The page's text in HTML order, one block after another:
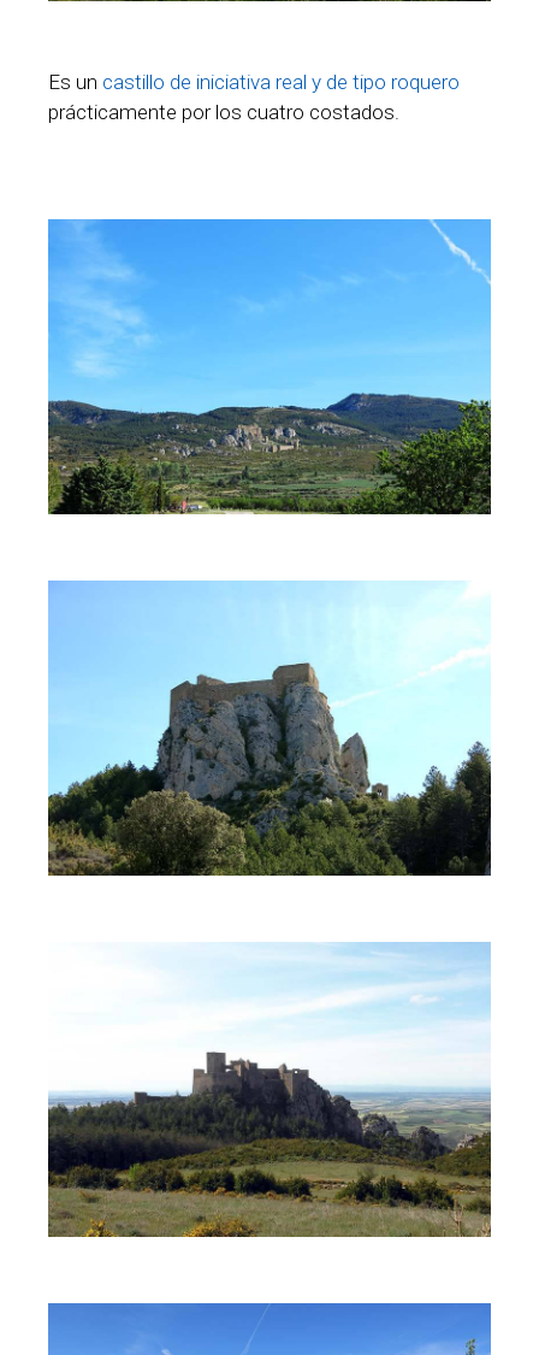
Es un castillo de iniciativa real y de tipo roquero
prácticamente por los cuatro costados.